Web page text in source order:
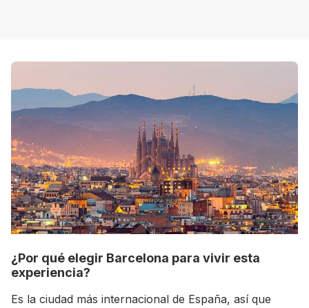
Estudia Desarrollo Web en Toronto
+30 Summer English for Professionals en
Melbourne
¿Por qué elegir Barcelona para vivir esta
experiencia?
Es la ciudad más internacional de España, así que